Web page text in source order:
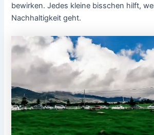
bewirken. Jedes kleine bisschen hilft,
Nachhaltigkeit geht.